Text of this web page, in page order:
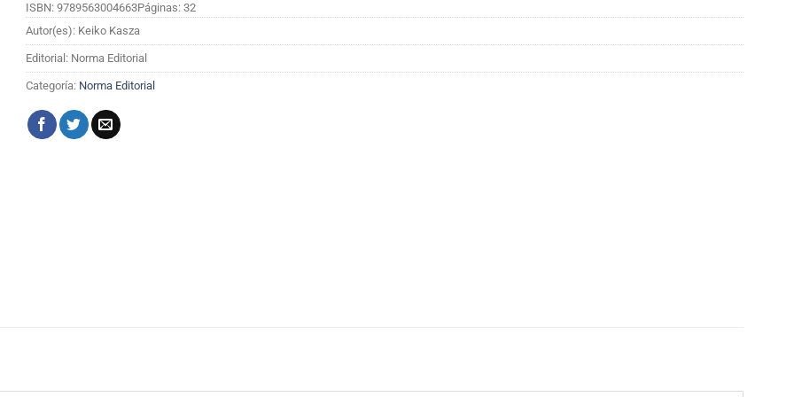
ISBN: 9789563004663Páginas: 32
Autor(es): Keiko Kasza
Editorial: Norma Editorial
Categoría: Norma Editorial